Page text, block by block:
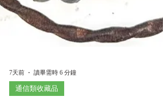
7天前 讀畢需時 6 分鐘